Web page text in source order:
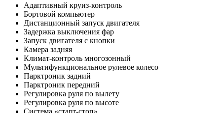
Адаптивный круиз-контроль
Бортовой компьютер
Дистанционный запуск двигателя
Задержка выключения фар
Запуск двигателя с кнопки
Камера задняя
Климат-контроль многозонный
Мультифункциональное рулевое колесо
Парктроник задний
Парктроник передний
Регулировка руля по вылету
Регулировка руля по высоте
Система «старт-стоп»